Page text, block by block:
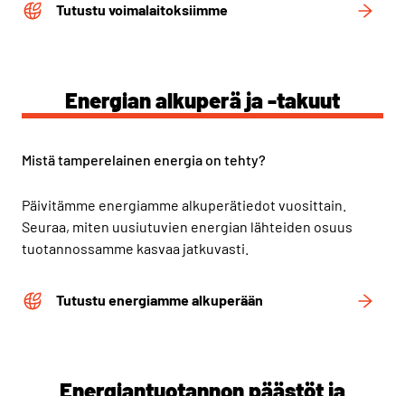
Tutustu voimalaitoksiimme
Energian alkuperä ja -takuut
Mistä tamperelainen energia on tehty?
Päivitämme energiamme alkuperätiedot vuosittain.
Seuraa, miten uusiutuvien energian lähteiden osuus
tuotannossamme kasvaa jatkuvasti.
Tutustu energiamme alkuperään
Energiantuotannon päästöt ja